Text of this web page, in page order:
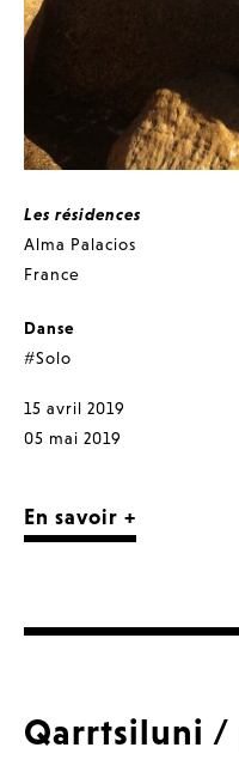
Les résidences
Alma Palacios
France
Danse
#Solo
15 avril 2019
05 mai 2019
En savoir +
Qarrtsiluni /